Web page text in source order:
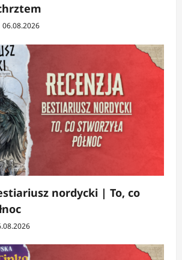
06.08.2026
nordycki | To, co